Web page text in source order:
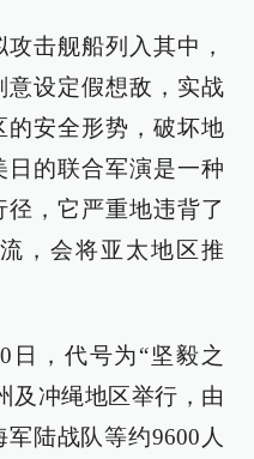
击舰船列入其中，
意设定假想敌，实战
的安全形势，破坏地
日的联合军演是一种
，它严重地违背了
，会将亚太地区推
日，代号为“坚毅之
及冲绳地区举行，由
陆战队等约9600人